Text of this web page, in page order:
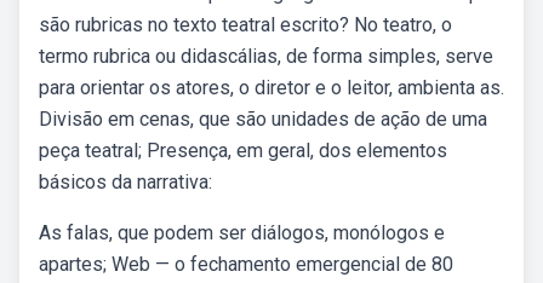
são rubricas no texto teatral escrito? No teatro, o
termo rubrica ou didascálias, de forma simples, serve
para orientar os atores, o diretor e o leitor, ambienta as.
Divisão em cenas, que são unidades de ação de uma
peça teatral; Presença, em geral, dos elementos
básicos da narrativa:
As falas, que podem ser diálogos, monólogos e
apartes; Web — o fechamento emergencial de 80